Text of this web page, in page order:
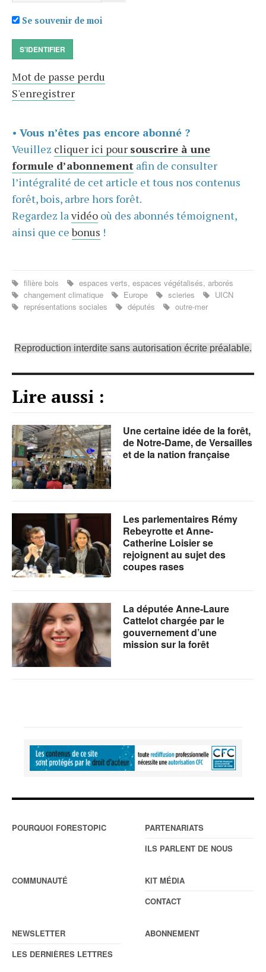
Se souvenir de moi
S'IDENTIFIER
Mot de passe perdu
S'enregistrer
• Vous n’êtes pas encore abonné ?
Veuillez cliquer ici pour souscrire à une
formule d’abonnement afin de consulter
l’intégralité de cet article et tous nos contenus
forêt, bois, arbre hors forêt.
Regardez lavidéo où des abonnés témoignent,
ainsi que cebonus !
filière bois
espaces verts, espaces végétalisés, arborés
changement climatique
Europe scieries
UICN
représentations sociales
députés outre-mer
Reproduction interdite sans autorisation écrite préalable.
Lire aussi :
Une certaine idée de la forêt,
de Notre-Dame, de Versailles
et de la nation française
Les parlementaires Rémy
Rebeyrotte et Anne-
Catherine Loisier se
rejoignent au sujet des
coupes rases
La députée Anne-Laure
Cattelot chargée par le
gouvernement d’une
mission sur la forêt
POURQUOI FORESTOPIC
PARTENARIATS
ILS PARLENT DE NOUS
COMMUNAUTÉ
KIT MÉDIA
CONTACT
NEWSLETTER
LES DERNIÈRES LETTRES
ABONNEMENT